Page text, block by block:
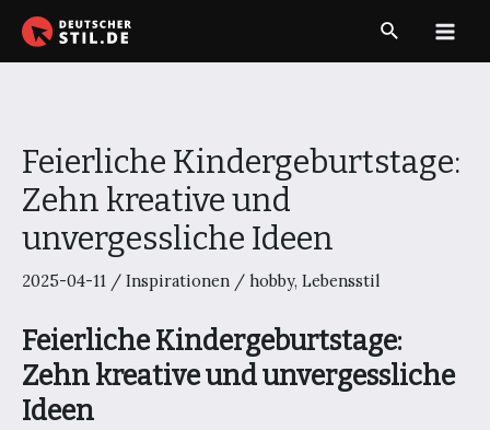
Zum
Inhalt
Suche
Feierliche Kindergeburtstage:
Zehn kreative und
unvergessliche Ideen
2025-04-11 / Inspirationen / hobby, Lebensstil
Feierliche Kindergeburtstage:
Zehn kreative und unvergessliche
Ideen